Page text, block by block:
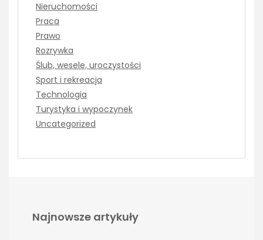
Nieruchomości
Praca
Prawo
Rozrywka
Ślub, wesele, uroczystości
Sport i rekreacja
Technologia
Turystyka i wypoczynek
Uncategorized
Najnowsze artykuły